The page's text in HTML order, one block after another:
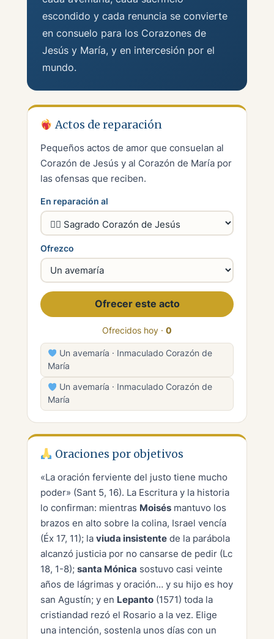
escondido y cada renuncia se convierte
en consuelo para los Corazones de
Jesús y María, y en intercesión por el
mundo.
Actos de reparación
Pequeños actos de amor que consuelan al
Corazón de Jesús y al Corazón de María por
las ofensas que reciben.
En reparación al
Ofrezco
Ofrecer este acto
Ofrecidos hoy · 0
Un avemaría · Inmaculado Corazón de
María
Un avemaría · Inmaculado Corazón de
María
Oraciones por objetivos
«La oración ferviente del justo tiene mucho
poder» (Sant 5, 16). La Escritura y la historia
lo confirman: mientras Moisésmantuvo los
brazos en alto sobre la colina, Israel vencía
(Éx 17, 11); la viuda insistentede la parábola
alcanzó justicia por no cansarse de pedir (Lc
18, 1-8); santa Mónica sostuvo casi veinte
años de lágrimas y oración… y su hijo es hoy
san Agustín; y en Lepanto(1571) toda la
cristiandad rezó el Rosario a la vez. Elige
una intención, sostenla unos días con un